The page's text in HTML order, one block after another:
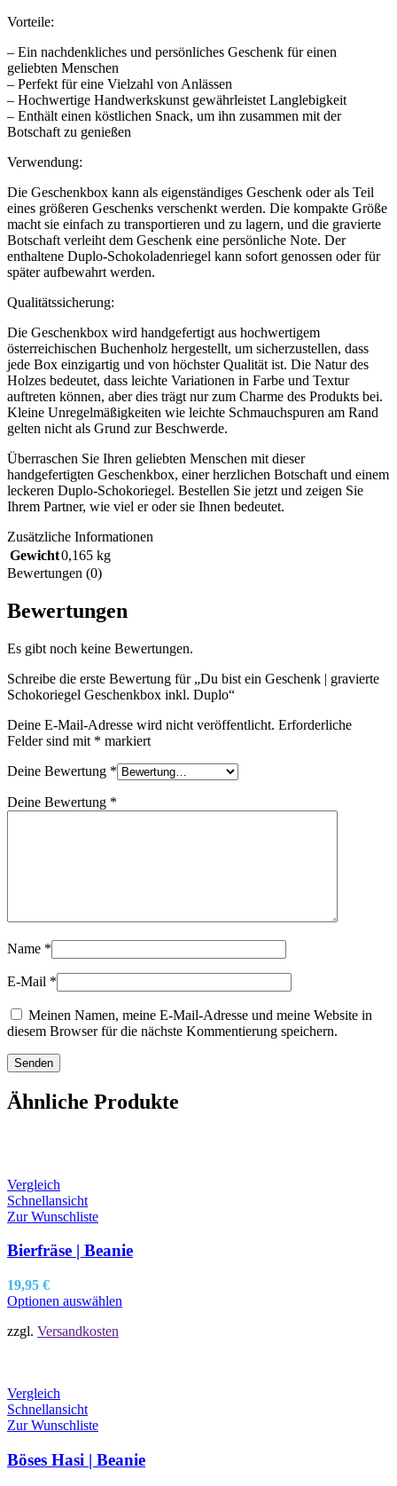
Vorteile:
– Ein nachdenkliches und persönliches Geschenk für einen
geliebten Menschen
– Perfekt für eine Vielzahl von Anlässen
– Hochwertige Handwerkskunst gewährleistet Langlebigkeit
– Enthält einen köstlichen Snack, um ihn zusammen mit der
Botschaft zu genießen
Verwendung:
Die Geschenkbox kann als eigenständiges Geschenk oder als Teil
eines größeren Geschenks verschenkt werden. Die kompakte Größe
macht sie einfach zu transportieren und zu lagern, und die gravierte
Botschaft verleiht dem Geschenk eine persönliche Note. Der
enthaltene Duplo-Schokoladenriegel kann sofort genossen oder für
später aufbewahrt werden.
Qualitätssicherung:
Die Geschenkbox wird handgefertigt aus hochwertigem
österreichischen Buchenholz hergestellt, um sicherzustellen, dass
jede Box einzigartig und von höchster Qualität ist. Die Natur des
Holzes bedeutet, dass leichte Variationen in Farbe und Textur
auftreten können, aber dies trägt nur zum Charme des Produkts bei.
Kleine Unregelmäßigkeiten wie leichte Schmauchspuren am Rand
gelten nicht als Grund zur Beschwerde.
Überraschen Sie Ihren geliebten Menschen mit dieser
handgefertigten Geschenkbox, einer herzlichen Botschaft und einem
leckeren Duplo-Schokoriegel. Bestellen Sie jetzt und zeigen Sie
Ihrem Partner, wie viel er oder sie Ihnen bedeutet.
Zusätzliche Informationen
Gewicht0,165 kg
Bewertungen (0)
Bewertungen
Es gibt noch keine Bewertungen.
Schreibe die erste Bewertung für „Du bist ein Geschenk | gravierte
Schokoriegel Geschenkbox inkl. Duplo“
Deine E-Mail-Adresse wird nicht veröffentlicht. Erforderliche
Felder sind mit * markiert
Deine Bewertung *
Deine Bewertung *
Name *
E-Mail *
Meinen Namen, meine E-Mail-Adresse und meine Website in
diesem Browser für die nächste Kommentierung speichern.
Ähnliche Produkte
Vergleich
Schnellansicht
Zur Wunschliste
Bierfräse | Beanie
19,95 €
Optionen auswählen
zzgl. Versandkosten
Vergleich
Schnellansicht
Zur Wunschliste
Böses Hasi | Beanie